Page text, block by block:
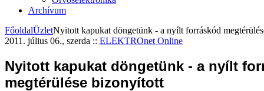
Archívum
FőoldalÜzletNyitott kapukat döngetünk - a nyílt forráskód
2011. július 06., szerda :: ELEKTROnet Online
Nyitott kapukat döngetünk - a nyílt
megtérülése bizonyított